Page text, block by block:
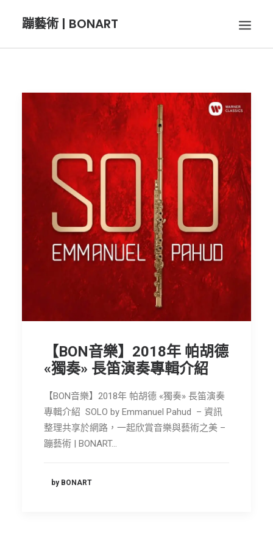
蹦藝術 | BONART
BON攝影
BON插畫
BON旅行
節慶長笛樂團
SEARCH
【BON音樂】2018年 帕胡德
«獨奏» 長笛演奏專輯介紹
【BON音樂】2018年 帕胡德 «獨奏» 長笛演奏
專輯介紹 SOLO by Emmanuel Pahud – 資訊
整理共享於網路，一起欣賞音樂與藝術之美 –
蹦藝術 | BONART…
by BONART